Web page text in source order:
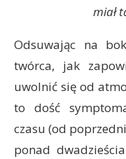
miał
Odsuwając na
twórca, jak
uwolnić się od
to dość
czasu (od
ponad